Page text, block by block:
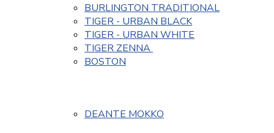
BURLINGTON TRADITIONAL
TIGER - URBAN BLACK
TIGER - URBAN WHITE
TIGER ZENNA
BOSTON
DEANTE MOKKO